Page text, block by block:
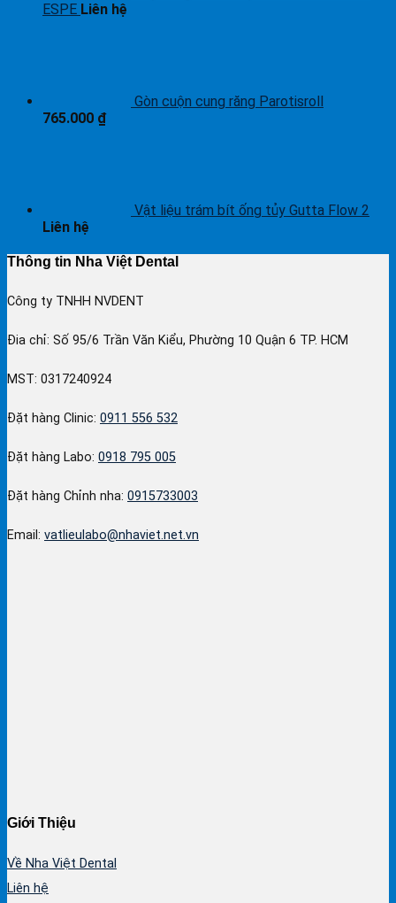
ESPE Liên hệ
Gòn cuộn cung răng Parotisroll
765.000 ₫
Vật liệu trám bít ống tủy Gutta Flow 2
Liên hệ
Thông tin Nha Việt Dental
Công ty TNHH NVDENT
Đia chỉ: Số 95/6 Trần Văn Kiểu, Phường 10 Quận 6 TP. HCM
MST: 0317240924
Đặt hàng Clinic: 0911 556 532
Đặt hàng Labo: 0918 795 005
Đặt hàng Chỉnh nha: 0915733003
Email: vatlieulabo@nhaviet.net.vn
Giới Thiệu
Về Nha Việt Dental
Liên hệ